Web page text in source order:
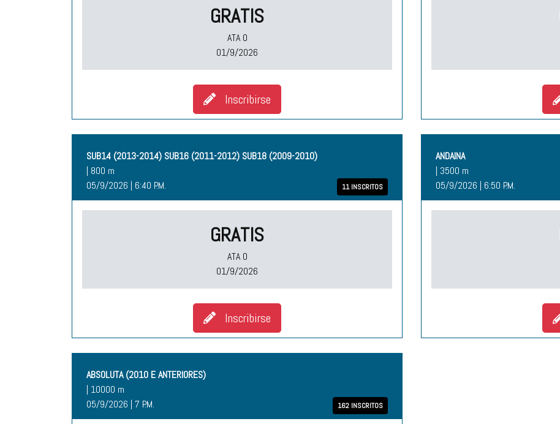
GRATIS
ATA O
01/9/2026
Inscribirse
SUB14 (2013-2014) SUB16 (2011-2012) SUB18 (2009-2010)
| 800 m
11 INSCRITOS
05/9/2026 | 6:40 P.M.
GRATIS
ATA O
01/9/2026
Inscribirse
ANDAINA
| 3500 m
05/9/2026 | 6:50 P.M.
ABSOLUTA (2010 E ANTERIORES)
| 10000 m
162 INSCRITOS
05/9/2026 | 7 P.M.